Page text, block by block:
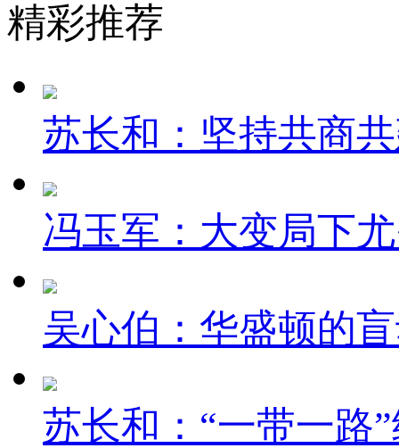
精彩推荐
苏长和：坚持共商
冯玉军：大变局下
吴心伯：华盛顿的
苏长和：“一带一路